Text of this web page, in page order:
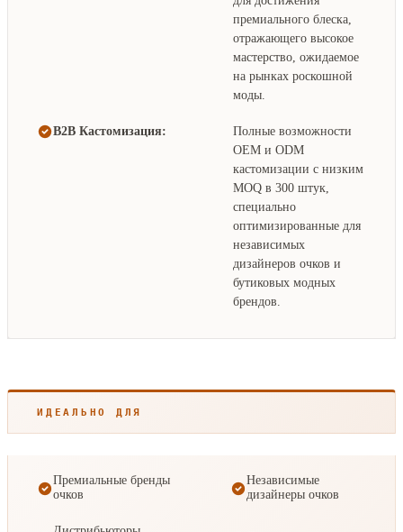
премиального блеска,
отражающего высокое
мастерство, ожидаемое
на рынках роскошной
моды.
B2B Кастомизация:
Полные возможности
OEM и ODM
кастомизации с низким
MOQ в 300 штук,
специально
оптимизированные для
независимых
дизайнеров очков и
бутиковых модных
брендов.
ИДЕАЛЬНО ДЛЯ
Премиальные бренды
очков
Независимые
дизайнеры очков